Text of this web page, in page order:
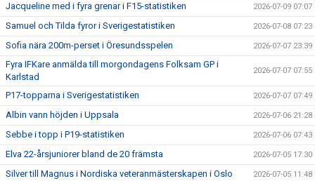
Jacqueline med i fyra grenar i F15-statistiken 2026-07-09 07:07
Samuel och Tilda fyror i Sverigestatistiken 2026-07-08 07:23
Sofia nära 200m-perset i Öresundsspelen 2026-07-07 23:39
Fyra IFKare anmälda till morgondagens Folksam GP i
Karlstad
2026-07-07 07:55
P17-topparna i Sverigestatistiken 2026-07-07 07:49
Albin vann höjden i Uppsala 2026-07-06 21:28
Sebbe i topp i P19-statistiken 2026-07-06 07:43
Elva 22-årsjuniorer bland de 20 främsta 2026-07-05 17:30
Silver till Magnus i Nordiska veteranmästerskapen i Oslo 2026-07-05 11:48